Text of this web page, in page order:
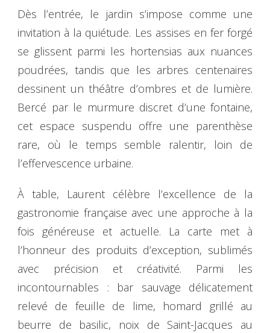
Dès l’entrée, le jardin s’impose comme une
invitation à la quiétude. Les assises en fer forgé
se glissent parmi les hortensias aux nuances
poudrées, tandis que les arbres centenaires
dessinent un théâtre d’ombres et de lumière.
Bercé par le murmure discret d’une fontaine,
cet espace suspendu offre une parenthèse
rare, où le temps semble ralentir, loin de
l’effervescence urbaine.
À table, Laurent célèbre l’excellence de la
gastronomie française avec une approche à la
fois généreuse et actuelle. La carte met à
l’honneur des produits d’exception, sublimés
avec précision et créativité. Parmi les
incontournables : bar sauvage délicatement
relevé de feuille de lime, homard grillé au
beurre de basilic, noix de Saint-Jacques au